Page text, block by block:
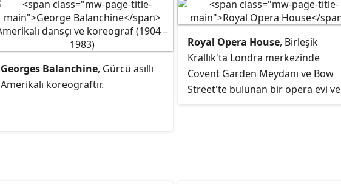
Georges Balanchine, Gürcü asıllı
Amerikalı koreograftır.
Royal Opera House, Birleşik
Krallık'ta Londra merkezinde
Covent Garden Meydanı ve Bow
Street'te bulunan bir opera evi ve